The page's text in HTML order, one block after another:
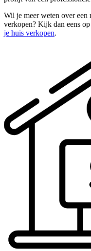
Wil je meer weten over
verkopen? Kijk dan eens
je huis verkopen.